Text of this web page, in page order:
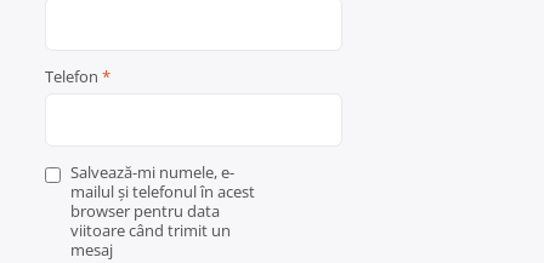
Telefon *
Salvează-mi numele, e-
mailul și telefonul în acest
browser pentru data
viitoare când trimit un
mesaj